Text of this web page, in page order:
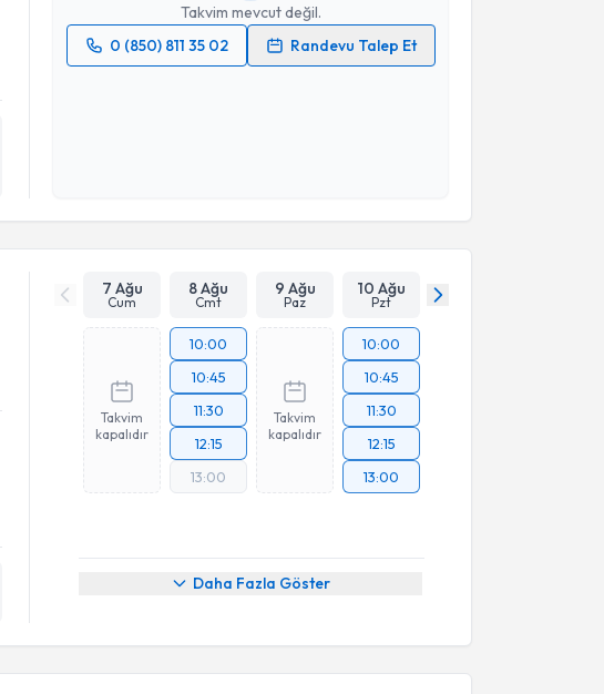
Takvim mevcut değil.
0 (850) 811 35 02
Randevu Talep Et
7 Ağu
Cum
8 Ağu
Cmt
9 Ağu
Paz
10 Ağu
Pzt
Takvim
kapalıdır
10:00
10:45
11:30
12:15
13:00
Takvim
kapalıdır
10:00
10:45
11:30
12:15
13:00
Daha Fazla Göster
Randevu Takvimi Talebi